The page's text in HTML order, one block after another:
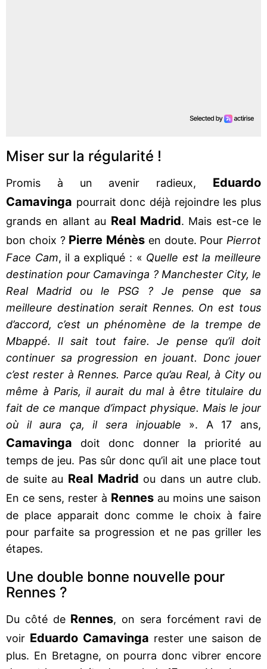
Miser sur la régularité !
Promis à un avenir radieux, Eduardo
Camavinga pourrait donc déjà rejoindre les plus
grands en allant au Real Madrid. Mais est-ce le
bon choix ? Pierre Ménès en doute. Pour Pierrot
Face Cam, il a expliqué : « Quelle est la meilleure
destination pour Camavinga ? Manchester City, le
Real Madrid ou le PSG ? Je pense que sa
meilleure destination serait Rennes. On est tous
d’accord, c’est un phénomène de la trempe de
Mbappé. Il sait tout faire. Je pense qu’il doit
continuer sa progression en jouant. Donc jouer
c’est rester à Rennes. Parce qu’au Real, à City ou
même à Paris, il aurait du mal à être titulaire du
fait de ce manque d’impact physique. Mais le jour
où il aura ça, il sera injouable ». A 17 ans,
Camavinga doit donc donner la priorité au
temps de jeu. Pas sûr donc qu’il ait une place tout
de suite au Real Madrid ou dans un autre club.
En ce sens, rester à Rennes au moins une saison
de place apparait donc comme le choix à faire
pour parfaite sa progression et ne pas griller les
étapes.
Une double bonne nouvelle pour
Rennes ?
Du côté de Rennes, on sera forcément ravi de
voir Eduardo Camavinga rester une saison de
plus. En Bretagne, on pourra donc vibrer encore